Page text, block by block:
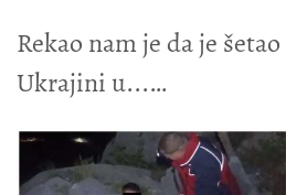
Rekao nam je da je
Ukrajini u...